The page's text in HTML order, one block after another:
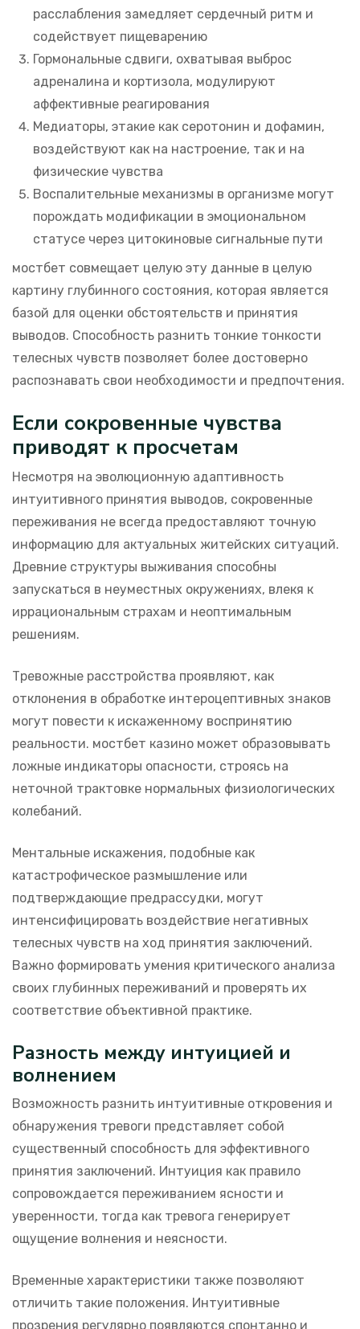
расслабления замедляет сердечный ритм и
содействует пищеварению
Гормональные сдвиги, охватывая выброс
адреналина и кортизола, модулируют
аффективные реагирования
Медиаторы, этакие как серотонин и дофамин,
воздействуют как на настроение, так и на
физические чувства
Воспалительные механизмы в организме могут
порождать модификации в эмоциональном
статусе через цитокиновые сигнальные пути
мостбет совмещает целую эту данные в целую
картину глубинного состояния, которая является
базой для оценки обстоятельств и принятия
выводов. Способность разнить тонкие тонкости
телесных чувств позволяет более достоверно
распознавать свои необходимости и предпочтения.
Если сокровенные чувства
приводят к просчетам
Несмотря на эволюционную адаптивность
интуитивного принятия выводов, сокровенные
переживания не всегда предоставляют точную
информацию для актуальных житейских ситуаций.
Древние структуры выживания способны
запускаться в неуместных окружениях, влекя к
иррациональным страхам и неоптимальным
решениям.
Тревожные расстройства проявляют, как
отклонения в обработке интероцептивных знаков
могут повести к искаженному воспринятию
реальности. мостбет казино может образовывать
ложные индикаторы опасности, строясь на
неточной трактовке нормальных физиологических
колебаний.
Ментальные искажения, подобные как
катастрофическое размышление или
подтверждающие предрассудки, могут
интенсифицировать воздействие негативных
телесных чувств на ход принятия заключений.
Важно формировать умения критического анализа
своих глубинных переживаний и проверять их
соответствие объективной практике.
Разность между интуицией и
волнением
Возможность разнить интуитивные откровения и
обнаружения тревоги представляет собой
существенный способность для эффективного
принятия заключений. Интуиция как правило
сопровождается переживанием ясности и
уверенности, тогда как тревога генерирует
ощущение волнения и неясности.
Временные характеристики также позволяют
отличить такие положения. Интуитивные
прозрения регулярно появляются спонтанно и